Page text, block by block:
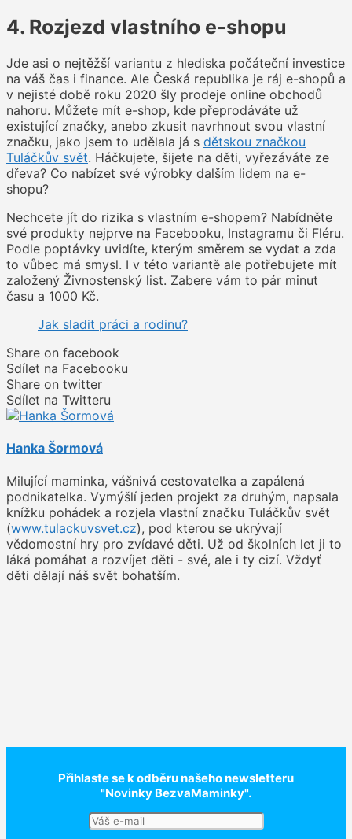
4. Rozjezd vlastního e-shopu
Jde asi o nejtěžší variantu z hlediska počáteční investice
na váš čas i finance. Ale Česká republika je ráj e-shopů a
v nejisté době roku 2020 šly prodeje online obchodů
nahoru. Můžete mít e-shop, kde přeprodáváte už
existující značky, anebo zkusit navrhnout svou vlastní
značku, jako jsem to udělala já s dětskou značkou
Tuláčkův svět. Háčkujete, šijete na děti, vyřezáváte ze
dřeva? Co nabízet své výrobky dalším lidem na e-
shopu?
Nechcete jít do rizika s vlastním e-shopem? Nabídněte
své produkty nejprve na Facebooku, Instagramu či Fléru.
Podle poptávky uvidíte, kterým směrem se vydat a zda
to vůbec má smysl. I v této variantě ale potřebujete mít
založený Živnostenský list. Zabere vám to pár minut
času a 1000 Kč.
Jak sladit práci a rodinu?
Share on facebook
Sdílet na Facebooku
Share on twitter
Sdílet na Twitteru
Hanka Šormová
Milující maminka, vášnivá cestovatelka a zapálená
podnikatelka. Vymýšlí jeden projekt za druhým, napsala
knížku pohádek a rozjela vlastní značku Tuláčkův svět
(www.tulackuvsvet.cz), pod kterou se ukrývají
vědomostní hry pro zvídavé děti. Už od školních let ji to
láká pomáhat a rozvíjet děti - své, ale i ty cizí. Vždyť
děti dělají náš svět bohatším.
Přihlaste se k odběru našeho newsletteru
"Novinky BezvaMaminky".